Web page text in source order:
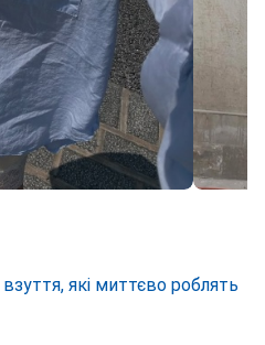
які миттєво роблять